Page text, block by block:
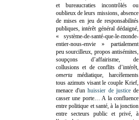
et bureaucraties incontrôlés ou
oublieux de leurs missions, absence
de mises en jeu de responsabilités
publiques, intérêt général dédaigné,
« système-de-santé-que-le-monde-
entier-nous-envie » partialement
peu sourcilleux, propos antisémites,
soupçons d’affairisme, de
collusions et de conflits d’intérêt,
omertamédiatique, harcèlements
tous azimuts visant le couple Krief,
menace d'unhuissier de justicede
casser une porte… A la confluence
entre politique et santé, à la jonction
entre secteurs public et privé, à